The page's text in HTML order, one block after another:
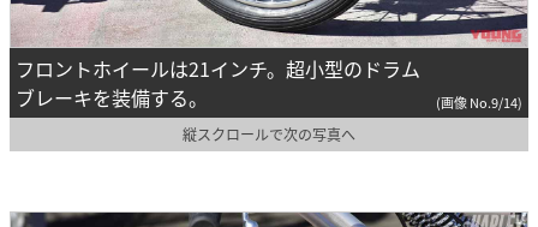
フロントホイールは21インチ。超小型のドラム
ブレーキを装備する。
(画像 No.9/14)
縦スクロールで次の写真へ